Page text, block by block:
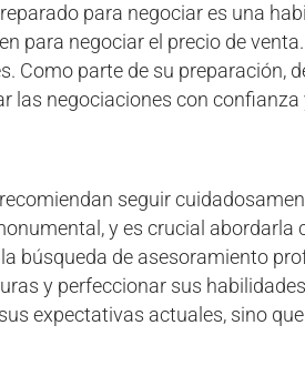
para negociar es una
para negociar el precio de
Como parte de su preparación,
las negociaciones con confianza
recomiendan seguir
y es crucial abordarla
búsqueda de asesoramiento
y perfeccionar sus
expectativas actuales, sino